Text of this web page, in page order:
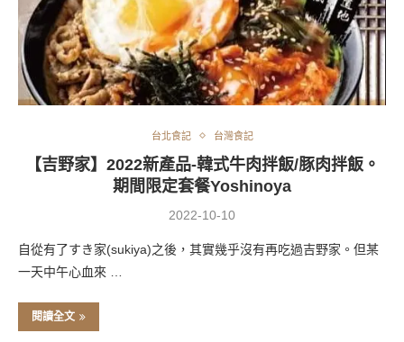
台北食記 台灣食記
【吉野家】2022新產品-韓式牛肉拌飯/豚肉拌飯。
期間限定套餐Yoshinoya
2022-10-10
自從有了すき家(sukiya)之後，其實幾乎沒有再吃過吉野家。但某
一天中午心血來 …
閱讀全文